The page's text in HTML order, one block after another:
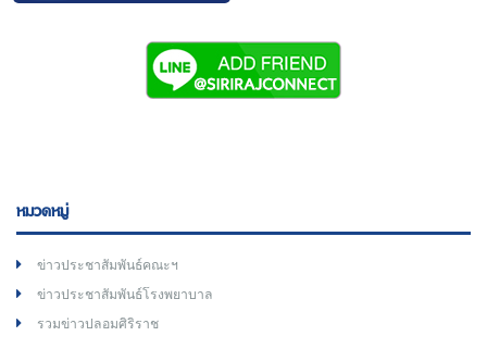
หมวดหมู่
ข่าวประชาสัมพันธ์คณะฯ
ข่าวประชาสัมพันธ์โรงพยาบาล
รวมข่าวปลอมศิริราช